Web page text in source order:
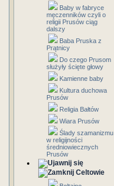
Baby w fabryce
męczenników czyli o
religii Prusów ciąg
dalszy
Baba Pruska z
Prątnicy
Do czego Prusom
służyły ścięte głowy
Kamienne baby
Kultura duchowa
Prusów
Religia Bałtów
Wiara Prusów
Ślady szamanizmu
w religijności
średniowiecznych
Prusów
Celtowie